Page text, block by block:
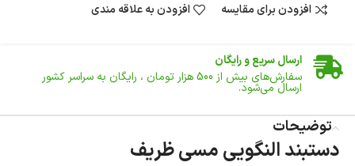
افزودن برای مقایسه افزودن به علاقه مندی
ضمانت اصالت کالا
ارسال سریع و رایگان
سفارش‌های بیش از 500 هزار تومان ، رایگان به سراسر کشور
ارسال می‌شود.
تا 14 روز پس از تحویل کالا می‌توانید آن را برگشت دهید.
امکان پرداخت در محل
توضیحات
دستبند النگویی مسی ظریف